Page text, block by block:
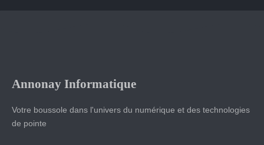
Annonay Informatique
Votre boussole dans l'univers du numérique et des technologies
de pointe